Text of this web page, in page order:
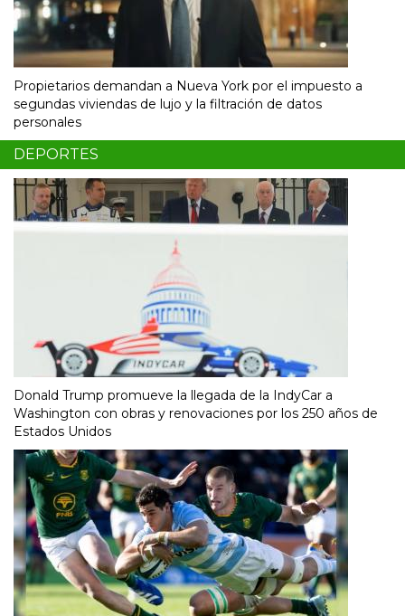
Propietarios demandan a Nueva York por el impuesto a
segundas viviendas de lujo y la filtración de datos
personales
DEPORTES
Donald Trump promueve la llegada de la IndyCar a
Washington con obras y renovaciones por los 250 años de
Estados Unidos